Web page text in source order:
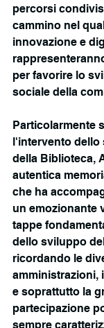
percorsi
cammino nel
innovazione e
per favorire lo
sociale della
Particolarmente
l'intervento
della Biblioteca,
autentica
che ha
un emozionante
tappe
dello sviluppo
ricordando le
amministrazioni,
e soprattutto la
partecipazione
sempre